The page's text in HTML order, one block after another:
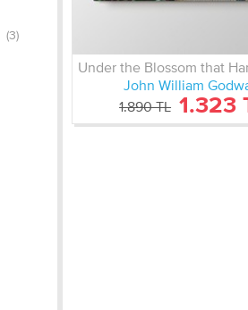
(3)
John William
1.890 TL 1.323